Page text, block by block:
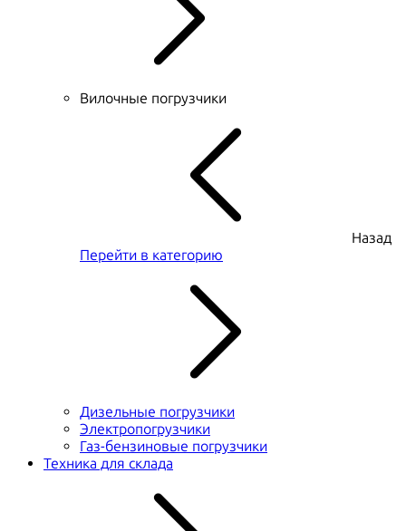
Вилочные погрузчики
Назад
Перейти в категорию
Дизельные погрузчики
Электропогрузчики
Газ-бензиновые погрузчики
Техника для склада